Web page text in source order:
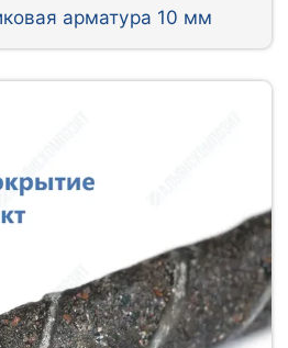
арматура 10 мм